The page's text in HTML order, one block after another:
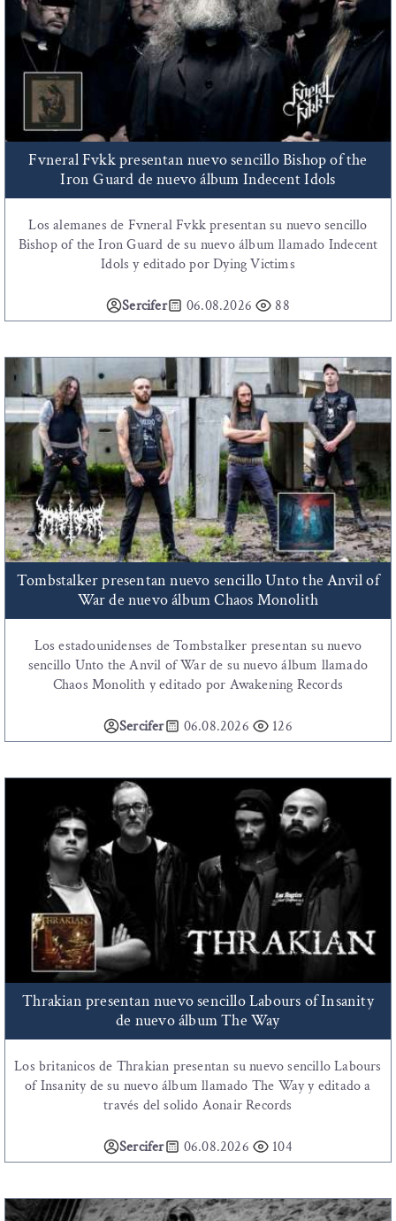
Fvneral Fvkk presentan nuevo sencillo Bishop of the
Iron Guard de nuevo álbum Indecent Idols
Los alemanes de Fvneral Fvkk presentan su nuevo sencillo
Bishop of the Iron Guard de su nuevo álbum llamado Indecent
Idols y editado por Dying Victims
Sercifer 06.08.2026 88
Tombstalker presentan nuevo sencillo Unto the Anvil of
War de nuevo álbum Chaos Monolith
Los estadounidenses de Tombstalker presentan su nuevo
sencillo Unto the Anvil of War de su nuevo álbum llamado
Chaos Monolith y editado por Awakening Records
Sercifer 06.08.2026 126
Thrakian presentan nuevo sencillo Labours of Insanity
de nuevo álbum The Way
Los britanicos de Thrakian presentan su nuevo sencillo Labours
of Insanity de su nuevo álbum llamado The Way y editado a
través del solido Aonair Records
Sercifer 06.08.2026 104